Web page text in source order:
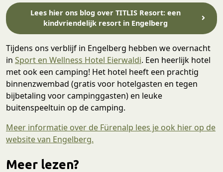
Lees hier ons blog over TITLIS Resort: een
kindvriendelijk resort in Engelberg
Tijdens ons verblijf in Engelberg hebben we overnacht
in Sport en Wellness Hotel Eierwaldi. Een heerlijk hotel
met ook een camping! Het hotel heeft een prachtig
binnenzwembad (gratis voor hotelgasten en tegen
bijbetaling voor campinggasten) en leuke
buitenspeeltuin op de camping.
Meer informatie over de Fürenalp lees je ook hier op de
website van Engelberg.
Meer lezen?